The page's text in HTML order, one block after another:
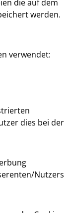
die auf dem
werden.
verwendet:
dies bei der
Nutzers